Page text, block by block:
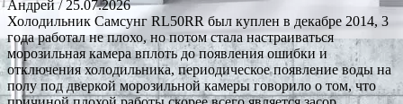
Андрей/ 25.07.2026
Холодильник Самсунг RL50RR был куплен в декабре 2014, 3
года работал не плохо, но потом стала настраиваться
морозильная камера вплоть до появления ошибки и
отключения холодильника, периодическое появление воды на
полу под дверкой морозильной камеры говорило о том, что